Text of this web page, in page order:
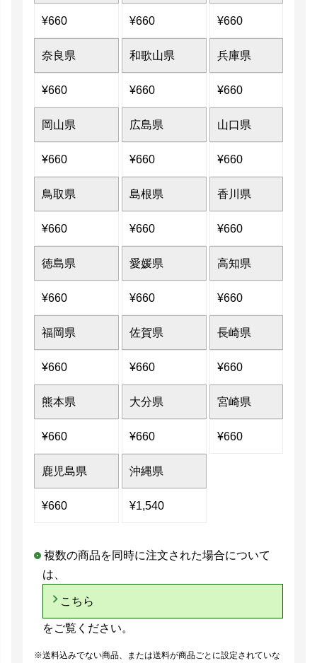
¥660 ¥660 ¥660
奈良県
¥660
和歌山県
¥660
兵庫県
¥660
岡山県
¥660
広島県
¥660
山口県
¥660
鳥取県
¥660
島根県
¥660
香川県
¥660
徳島県
¥660
愛媛県
¥660
高知県
¥660
福岡県
¥660
佐賀県
¥660
長崎県
¥660
熊本県
¥660
大分県
¥660
宮崎県
¥660
鹿児島県
¥660
沖縄県
¥1,540
複数の商品を同時に注文された場合について
は、
こちら
をご覧ください。
送料込みでない商品、または送料が商品ごとに設定されていな